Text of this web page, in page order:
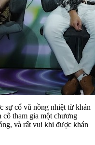
sự cổ vũ nồng nhiệt từ khán
cô tham gia một chương
và rất vui khi được khán